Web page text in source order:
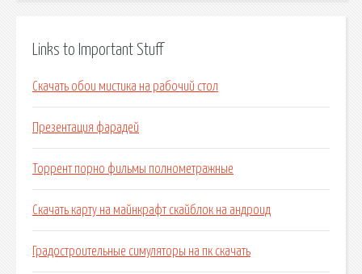
Links to Important Stuff
Скачать обои мистика на рабочий стол
Презентация фарадей
Торрент порно фильмы полнометражные
Скачать карту на майнкрафт скайблок на андроид
Градостроительные симуляторы на пк скачать